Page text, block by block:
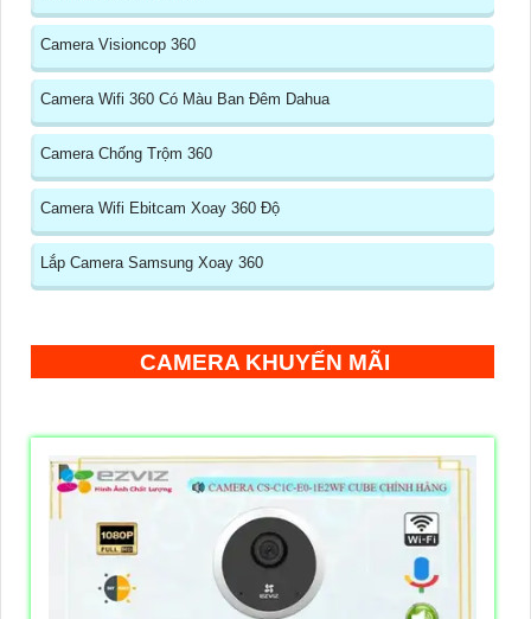
Camera Visioncop 360
Camera Wifi 360 Có Màu Ban Đêm Dahua
Camera Chống Trộm 360
Camera Wifi Ebitcam Xoay 360 Độ
Lắp Camera Samsung Xoay 360
CAMERA KHUYẾN MÃI